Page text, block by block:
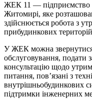
ЖЕК 11 — підприємство
Житомирі, яке
здійснюється робота з
прибудинкових
У ЖЕК можна
обслуговування, подати
консультацію щодо
питання, пов’язані з
внутрішньобудинкових
підтримки інженерних